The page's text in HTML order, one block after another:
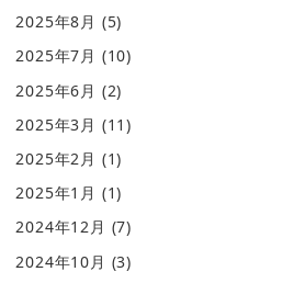
2025年8月 (5)
2025年7月 (10)
2025年6月 (2)
2025年3月 (11)
2025年2月 (1)
2025年1月 (1)
2024年12月 (7)
2024年10月 (3)